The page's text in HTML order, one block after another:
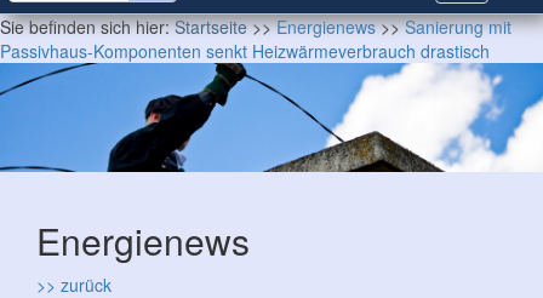
Sie befinden sich hier:Startseite>>Energienews>>Sanierung mit
Passivhaus-Komponenten senkt Heizwärmeverbrauch drastisch
Energienews
>> zurück